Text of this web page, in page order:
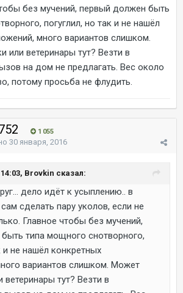
без мучений, первый должен быть
погуглил, но так и не нашёл
много вариантов слишком.
или ветеринары тут? Везти в
на дом не предлагать. Вес около
потому просьба не флудить.
1 055
30 января, 2016
Brovkin сказал:
дело идёт к усыплению.. в
сделать пару уколов, если не
Главное чтобы без мучений,
типа мощного снотворного,
и не нашёл конкретных
вариантов слишком. Может
ветеринары тут? Везти в